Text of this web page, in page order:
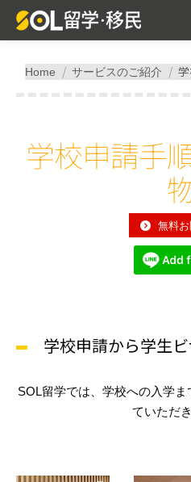
You are here:
Home サービスのご紹介
学校申請手
無料
学校申請から学生
SOL留学では、学校への入学
ていただ